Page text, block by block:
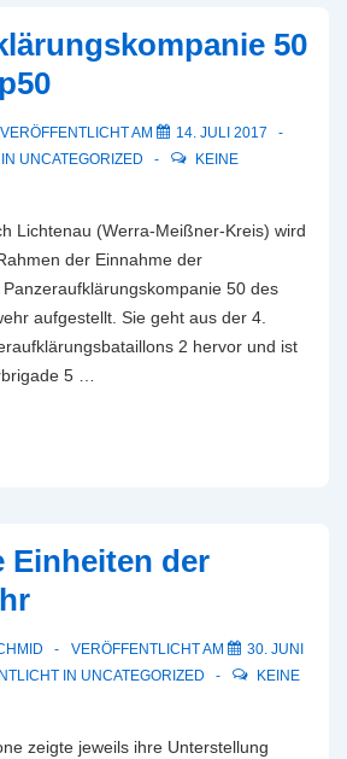
50
VERÖFFENTLICHT AM
14. JULI 2017
UNCATEGORIZED
KEINE
Lichtenau (Werra-Meißner-Kreis) wird
der Einnahme der
50 des
aufgestellt. Sie geht aus der 4.
2 hervor und ist
5 …
Einheiten der
VERÖFFENTLICHT AM
30. JUNI
IN UNCATEGORIZED
KEINE
zeigte jeweils ihre Unterstellung